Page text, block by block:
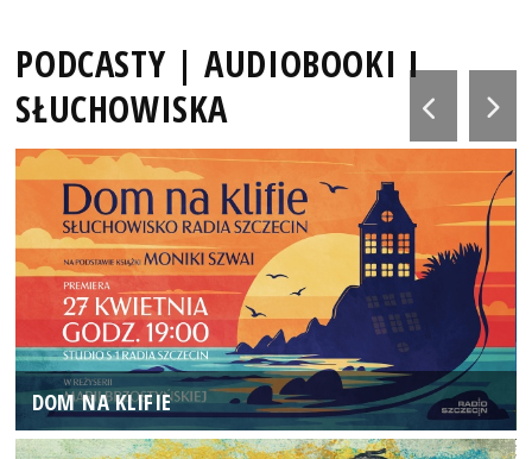
PODCASTY | AUDIOBOOKI I
SŁUCHOWISKA
DOM NA KLIFIE